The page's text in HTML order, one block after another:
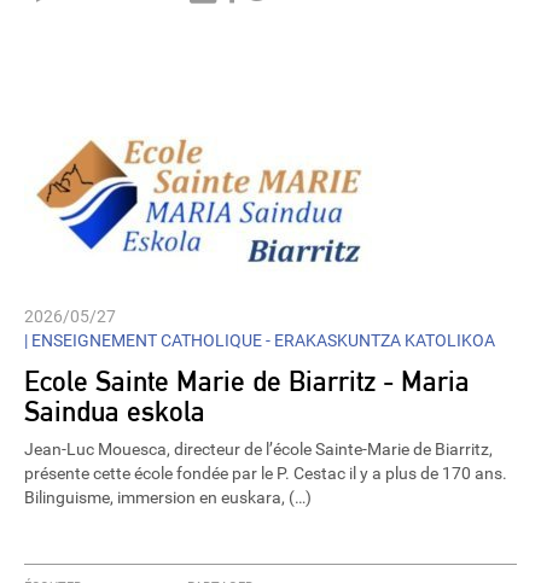
2026/05/27
| ENSEIGNEMENT CATHOLIQUE - ERAKASKUNTZA KATOLIKOA
Ecole Sainte Marie de Biarritz - Maria
Saindua eskola
Jean-Luc Mouesca, directeur de l’école Sainte-Marie de Biarritz,
présente cette école fondée par le P. Cestac il y a plus de 170 ans.
Bilinguisme, immersion en euskara, (…)